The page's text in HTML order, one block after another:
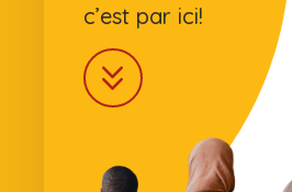
c’est par ici!
keyboard_double_arrow_down